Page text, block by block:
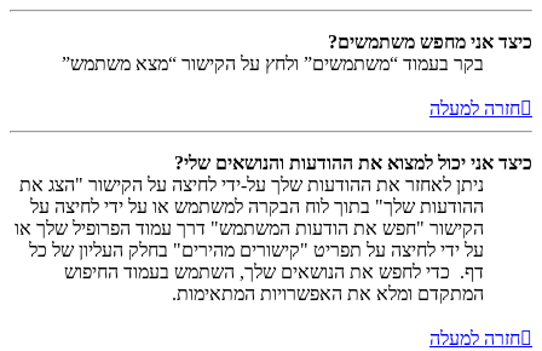
כיצד אני מחפש משתמשים?
בקר בעמוד “משתמשים” ולחץ על הקישור “מצא משתמש”
חזרה למעלה
כיצד אני יכול למצוא את ההודעות והנושאים שלי?
ניתן לאחזר את ההודעות שלך על-ידי לחיצה על הקישור "הצג את
ההודעות שלך" בתוך לוח הבקרה למשתמש או על ידי לחיצה על
הקישור "חפש את הודעות המשתמש" דרך עמוד הפרופיל שלך או
על ידי לחיצה על תפריט "קישורים מהירים" בחלק העליון של כל
דף. כדי לחפש את הנושאים שלך, השתמש בעמוד החיפוש
המתקדם ומלא את האפשרויות המתאימות.
חזרה למעלה